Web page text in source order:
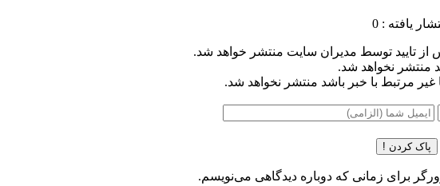
یافته : 0
تایید توسط مدیران سایت منتشر خواهد شد.
منتشر نخواهد شد.
غیر مرتبط با خبر باشد منتشر نخواهد شد.
پاک کردن !
برای زمانی که دوباره دیدگاهی می‌نویسم.